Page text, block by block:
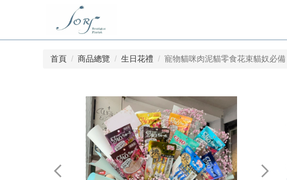
首頁 商品總覽 生日花禮 寵物貓咪肉泥貓零食花束貓奴必備